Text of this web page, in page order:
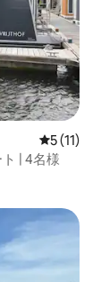
レビュー
5 (11)
| 4名様